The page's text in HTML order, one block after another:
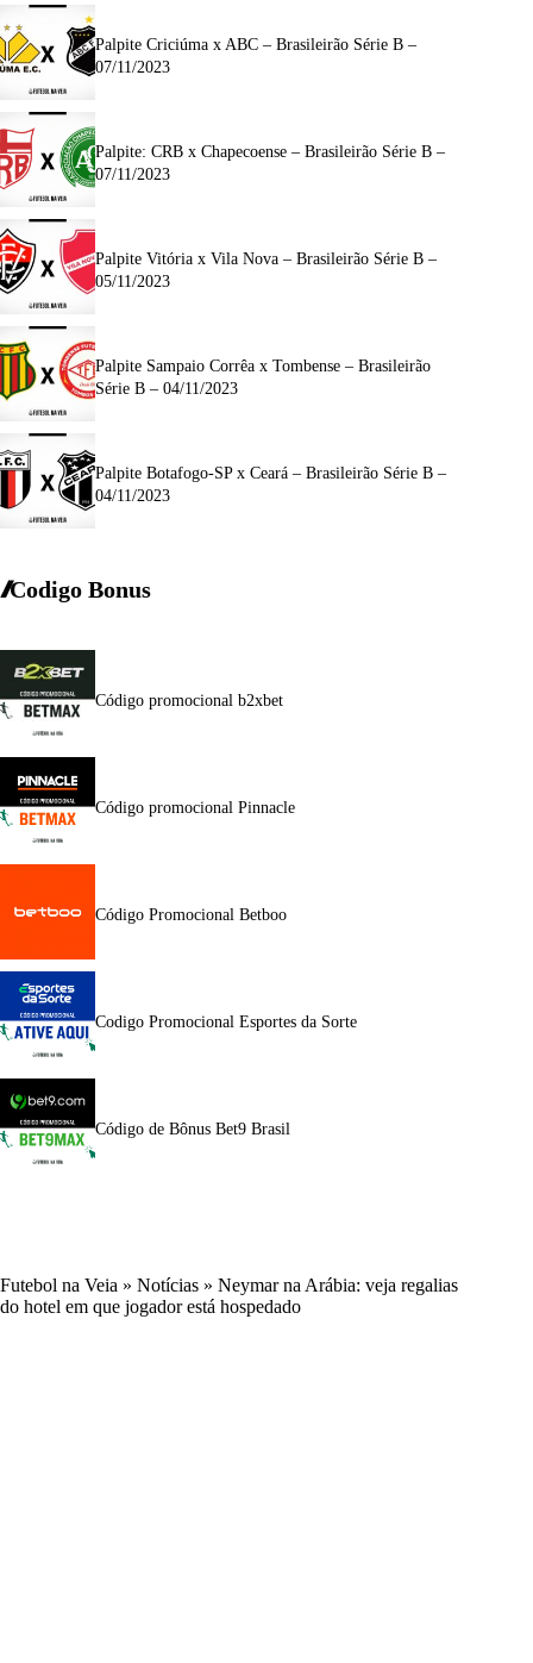
Palpite Criciúma x ABC – Brasileirão Série B –
07/11/2023
Palpite: CRB x Chapecoense – Brasileirão Série B –
07/11/2023
Palpite Vitória x Vila Nova – Brasileirão Série B –
05/11/2023
Palpite Sampaio Corrêa x Tombense – Brasileirão
Série B – 04/11/2023
Palpite Botafogo-SP x Ceará – Brasileirão Série B –
04/11/2023
Codigo Bonus
Código promocional b2xbet
Código promocional Pinnacle
Código Promocional Betboo
Codigo Promocional Esportes da Sorte
Código de Bônus Bet9 Brasil
Futebol na Veia » Notícias » Neymar na Arábia: veja regalias
do hotel em que jogador está hospedado